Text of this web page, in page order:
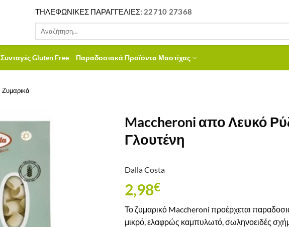
ΤΗΛΕΦΩΝΙΚΕΣ ΠΑΡΑΓΓΕΛΙΕΣ: 22710 27368
Αναζήτηση
Συνταγές Gluten Free Παραδοσιακά Προϊόντα Μαστίχας
Ζυμαρικά
Maccheroni απο Λευκό
Γλουτένη
Dalla Costa
2,98€
Το ζυμαρικό Maccheroni προέρχεται
μικρό, ελαφρώς καμπυλωτό, σωληνοειδές